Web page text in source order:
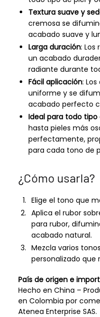
Textura suave y
cremosa se
acabado suave y
Larga duración: Los
un acabado
radiante durante
Fácil aplicación:
uniforme y se
acabado perfecto
Ideal para todo tipo
hasta pieles más
perfectamente,
para cada tono de
¿Cómo usarla?
Elige el tono que
Aplica el rubor
para rubor,
acabado natural.
Mezcla varios
personalizado que
País de origen e
Hecho en China –
en Colombia por
Atenea Enterprise SAS.